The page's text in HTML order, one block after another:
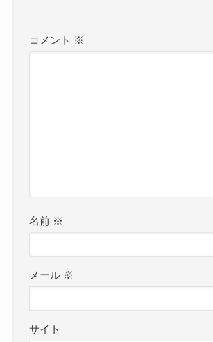
コメント ※
名前 ※
メール ※
サイト